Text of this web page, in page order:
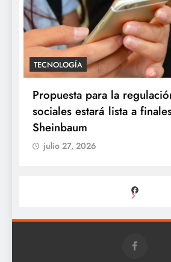
TECNOLOGÍA
Propuesta para la
sociales estará lista a
Sheinbaum
julio 27, 2026